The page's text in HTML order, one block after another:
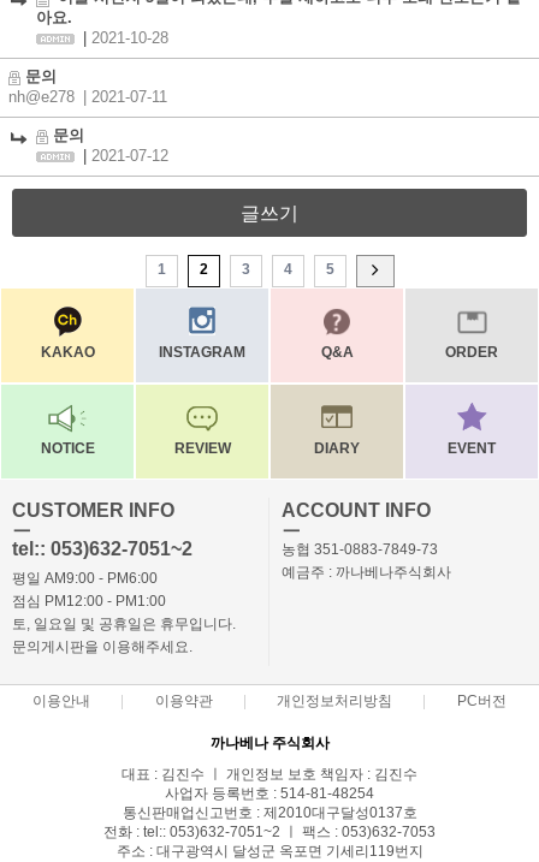
아요.
2021-10-28
문의
nh@e278
| 2021-07-11
문의
2021-07-12
글쓰기
1 2 3 4 5
KAKAO INSTAGRAM Q&A ORDER
NOTICE REVIEW DIARY EVENT
CUSTOMER INFO
ㅡ
tel:: 053)632-7051~2
평일 AM9:00 - PM6:00
점심 PM12:00 - PM1:00
토, 일요일 및 공휴일은 휴무입니다.
문의게시판을 이용해주세요.
ACCOUNT INFO
ㅡ
농협 351-0883-7849-73
예금주 : 까나베나주식회사
이용안내 이용약관 개인정보처리방침 PC버전
까나베나 주식회사
대표 : 김진수 ㅣ 개인정보 보호 책임자 : 김진수
사업자 등록번호 : 514-81-48254
통신판매업신고번호 : 제2010대구달성0137호
전화 : tel:: 053)632-7051~2 ㅣ 팩스 : 053)632-7053
주소 : 대구광역시 달성군 옥포면 기세리119번지